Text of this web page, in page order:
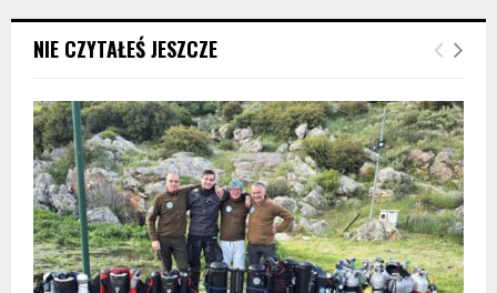
NIE CZYTAŁEŚ JESZCZE